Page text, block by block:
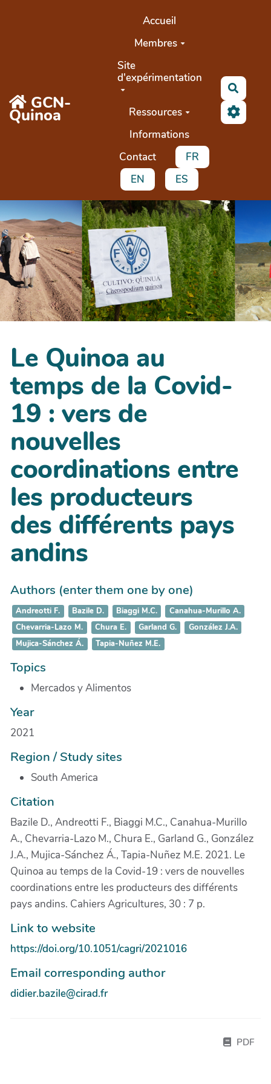
GCN-
Quinoa
Accueil
Membres
Site
d'expérimentation
Ressources
Informations
Contact
FR
EN
ES
Le Quinoa au
temps de la Covid-
19 : vers de
nouvelles
coordinations entre
les producteurs
des différents pays
andins
Authors (enter them one by one)
Andreotti F. Bazile D. Biaggi M.C.
Canahua-Murillo A.
Chevarria-Lazo M.
Chura E. Garland G.
González J.A.
Mujica-Sánchez Á.
Tapia-Nuñez M.E.
Topics
Mercados y Alimentos
Year
2021
Region / Study sites
South America
Citation
Bazile D., Andreotti F., Biaggi M.C., Canahua-Murillo
A., Chevarria-Lazo M., Chura E., Garland G., González
J.A., Mujica-Sánchez Á., Tapia-Nuñez M.E. 2021. Le
Quinoa au temps de la Covid-19 : vers de nouvelles
coordinations entre les producteurs des différents
pays andins. Cahiers Agricultures, 30 : 7 p.
Link to website
https://doi.org/10.1051/cagri/2021016
Email corresponding author
didier.bazile@cirad.fr
PDF